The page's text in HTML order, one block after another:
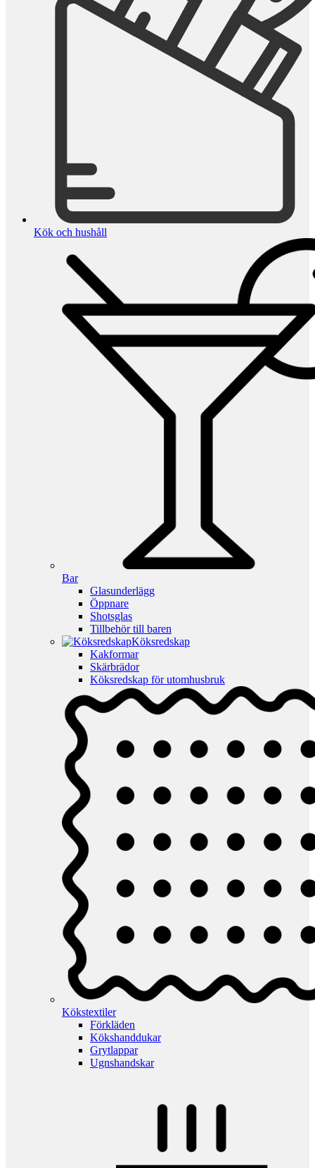
Kök och hushåll
Bar
Glasunderlägg
Öppnare
Shotsglas
Tillbehör till baren
Köksredskap
Kakformar
Skärbrädor
Köksredskap för utomhusbruk
Kökstextiler
Förkläden
Kökshanddukar
Grytlappar
Ugnshandskar